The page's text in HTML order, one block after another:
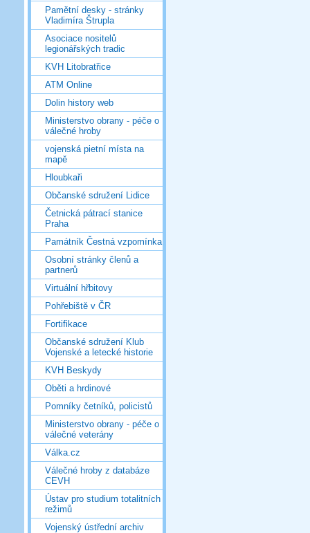
Pamětní desky - stránky
Vladimíra Štrupla
Asociace nositelů
legionářských tradic
KVH Litobratřice
ATM Online
Dolin history web
Ministerstvo obrany - péče o
válečné hroby
vojenská pietní místa na
mapě
Hloubkaři
Občanské sdružení Lidice
Četnická pátrací stanice
Praha
Památník Čestná vzpomínka
Osobní stránky členů a
partnerů
Virtuální hřbitovy
Pohřebiště v ČR
Fortifikace
Občanské sdružení Klub
Vojenské a letecké historie
KVH Beskydy
Oběti a hrdinové
Pomníky četníků, policistů
Ministerstvo obrany - péče o
válečné veterány
Válka.cz
Válečné hroby z databáze
CEVH
Ústav pro studium totalitních
režimů
Vojenský ústřední archiv